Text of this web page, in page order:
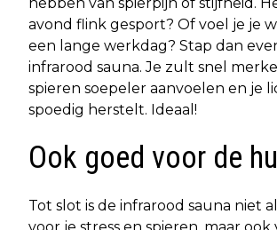
avond flink gesport? Of voel je je
een lange werkdag? Stap dan
infrarood sauna. Je zult snel
spieren soepeler aanvoelen en je
spoedig herstelt. Ideaal!
Ook goed voor de
Tot slot is de infrarood sauna niet